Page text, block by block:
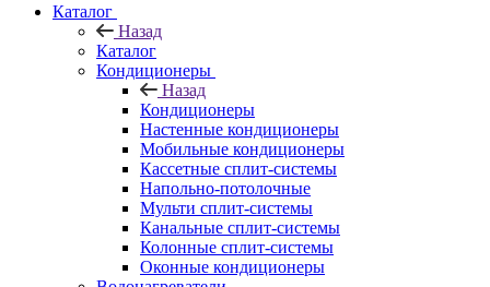
Каталог
Назад
Каталог
Кондиционеры
Назад
Кондиционеры
Настенные кондиционеры
Мобильные кондиционеры
Кассетные сплит-системы
Напольно-потолочные
Мульти сплит-системы
Канальные сплит-системы
Колонные сплит-системы
Оконные кондиционеры